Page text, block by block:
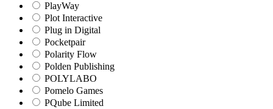
PlayWay
Plot Interactive
Plug in Digital
Pocketpair
Polarity Flow
Polden Publishing
POLYLABO
Pomelo Games
PQube Limited